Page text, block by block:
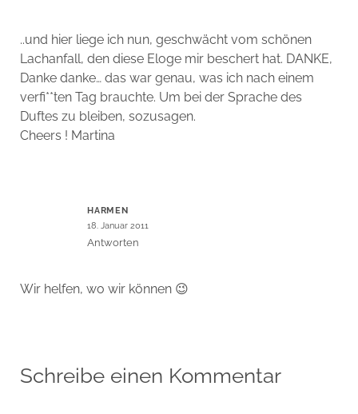
..und hier liege ich nun, geschwächt vom schönen
Lachanfall, den diese Eloge mir beschert hat. DANKE,
Danke danke… das war genau, was ich nach einem
verfi**ten Tag brauchte. Um bei der Sprache des
Duftes zu bleiben, sozusagen.
Cheers ! Martina
HARMEN
18. Januar 2011
Antworten
Wir helfen, wo wir können 😉
Schreibe einen Kommentar